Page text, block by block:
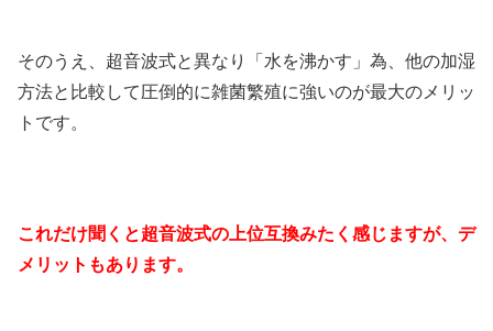
そのうえ、超音波式と異なり「水を沸かす」為、他の加湿
方法と比較して圧倒的に雑菌繁殖に強いのが最大のメリッ
トです。
これだけ聞くと超音波式の上位互換みたく感じますが、デ
メリットもあります。